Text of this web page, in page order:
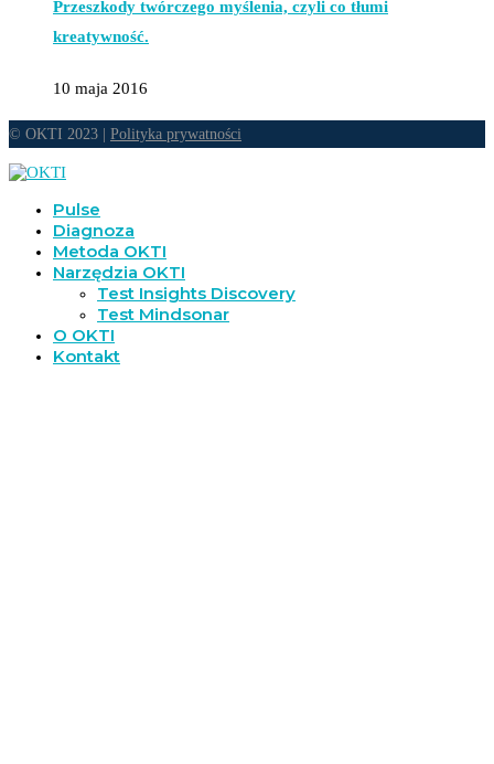
Przeszkody twórczego myślenia, czyli co tłumi
kreatywność.
10 maja 2016
© OKTI 2023 | Polityka prywatności
Pulse
Diagnoza
Metoda OKTI
Narzędzia OKTI
Test Insights Discovery
Test Mindsonar
O OKTI
Kontakt